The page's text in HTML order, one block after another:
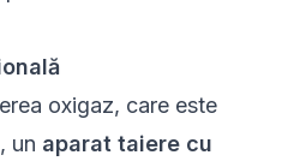
oxigaz, care este
un aparat taiere cu